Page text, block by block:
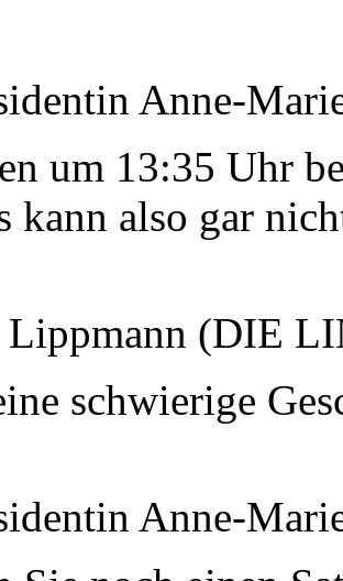
Anne-
um 13:35 Uhr
kann also gar
Lippmann (DIE
schwierige
Anne-